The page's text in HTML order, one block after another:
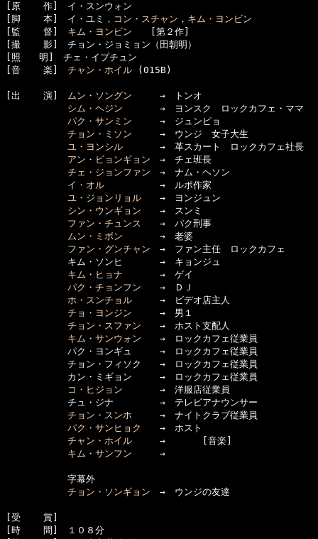
[原    作]　イ・スンウォン
[脚    本]　イ・ユミ， コン・スチャン ， キム・ヨンビン
[監    督] キム・ヨンビン [第２作]
[撮    影]　チョン・ジョミョン（田朝明）
[照　　明]　チェ・イプチュン
[音    楽] チャン・ホイル (015B)
[出    演] ムン・ソングン →　トンオ
シム・ヘジン →　ヨンスク　ロックカフェ・ママ
パク・サンミン →　ジュンピョ
チョン・ミソン →　ウンジ　女子大生
ユ・ヨンシル →　革スカート　ロックカフェ社長
アン・ビョンギョン →　チェ班長
チェ・ジョンファン →　ナム・ヘソン
イ・オル →　ルポ作家
ユ・ジョンリョル →　ヨンジュン
シン・ウンギョン →　スンミ
ファン・チュンス →　パク刑事
ムン・ミボン →　老婆
ファン・グンチャン →　ファン主任　ロックカフェ
      　　　キム・ソンヒ
→　キョンジュ
キム・ヒョナ →　ゲイ
パク・チョンフン →　ＤＪ
ホ・スンチョル →　ビデオ店主人
チョ・ヨンジン →　男１
チョン・スファン →　ホスト支配人
キム・サンウォン →　ロックカフェ従業員
      　　　パク・ヨンギュ　　　→　ロックカフェ従業員
      　　　チョン・フィソク
→　ロックカフェ従業員
      　　　カン・ミギョン
→　ロックカフェ従業員
コ・ヒジョン →　洋服店従業員
      　　　チュ・ジナ
→　テレビアナウンサー
チョン・スンホ →　ナイトクラブ従業員
パク・サンヒョク
→　ホスト
チャン・ホイル →　　　　[音楽]
キム・サンフン →
      　　　字幕外
チョン・ソンギョン →　ウンジの友達
[受    賞]
[時    間]　１０８分